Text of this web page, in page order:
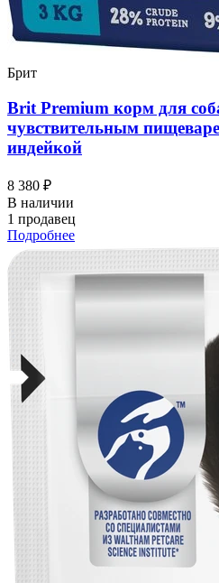
Брит
Brit Premium корм для
чувствительным
индейкой
8 380 ₽
В наличии
1 продавец
Подробнее